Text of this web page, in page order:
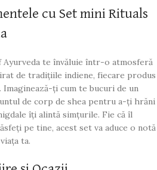
cu Set mini Rituals
Ayurveda te învăluie într-o atmosferă
de tradițiile indiene, fiecare produs
ți cum te bucuri de un
de corp de shea pentru a-ți hrăni
îți alintă simțurile. Fie că îl
pe tine, acest set va aduce o notă
ta.